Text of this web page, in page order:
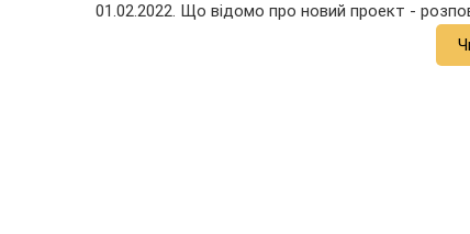
01.02.2022. Що відомо про новий проект -